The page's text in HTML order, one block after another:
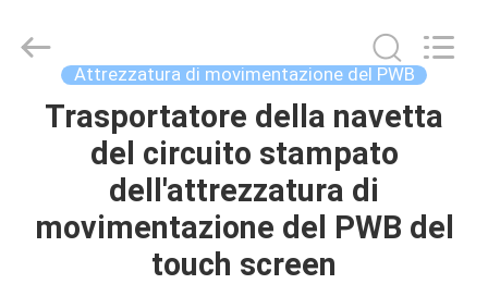
CASA
PRODOTTI
Technology
Attrezzatura di movimentazione del PWB
Trasportatore della navetta
del circuito stampato
dell'attrezzatura di
movimentazione del PWB del
touch screen